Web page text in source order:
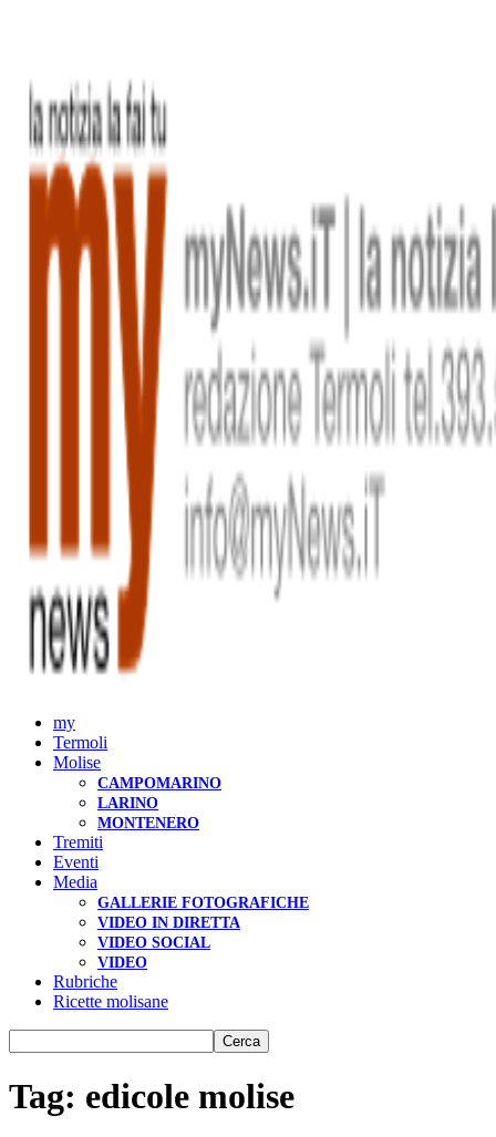
my
Termoli
Molise
CAMPOMARINO
LARINO
MONTENERO
Tremiti
Eventi
Media
GALLERIE FOTOGRAFICHE
VIDEO IN DIRETTA
VIDEO SOCIAL
VIDEO
Rubriche
Ricette molisane
Tag: edicole molise